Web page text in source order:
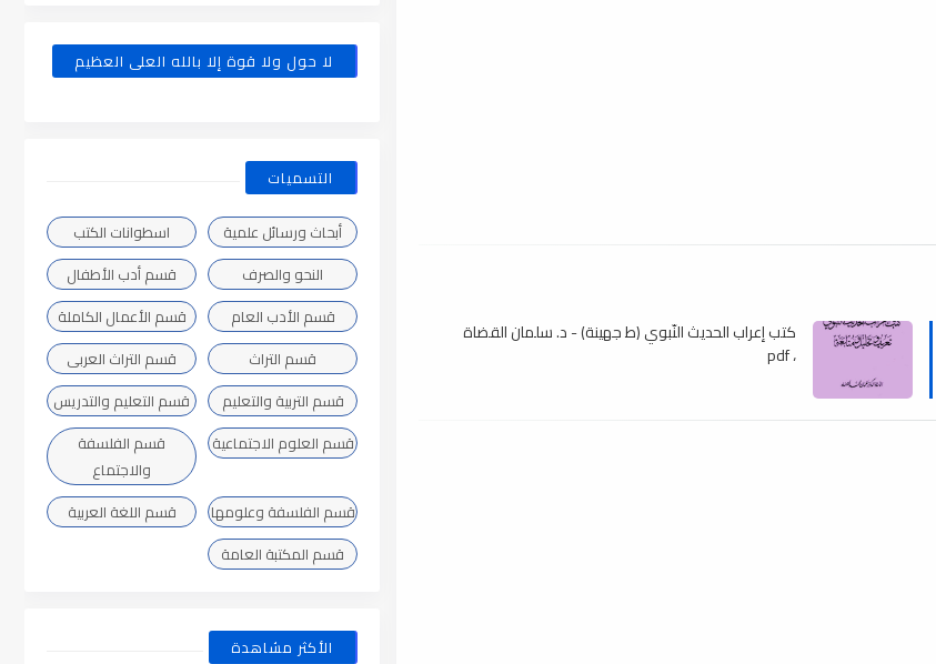
كتب إعراب الحديث النّبوي (ط جهينة) - د. سلمان القضاة
، pdf
لا حول ولا قوة إلا بالله العلى العظيم
التسميات
أبحاث ورسائل علمية
اسطوانات الكتب
النحو والصرف
قسم أدب الأطفال
قسم الأدب العام
قسم الأعمال الكاملة
قسم التراث
قسم التراث العربى
قسم التربية والتعليم
قسم التعليم والتدريس
قسم العلوم الاجتماعية
قسم الفلسفة
والاجتماع
قسم الفلسفة وعلومها
قسم اللغة العربية
قسم المكتبة العامة
الأكثر مشاهدة